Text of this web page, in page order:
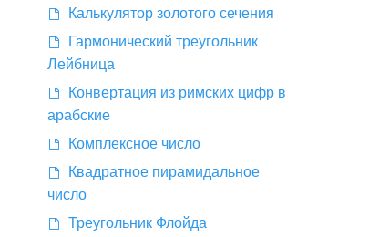
Калькулятор золотого сечения
Гармонический треугольник
Лейбница
Конвертация из римских цифр в
арабские
Комплексное число
Квадратное пирамидальное
число
Треугольник Флойда